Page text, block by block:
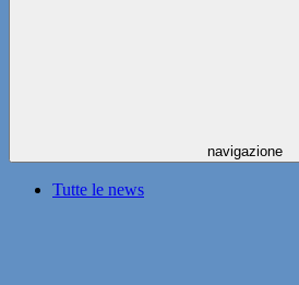
navigazione
Tutte le news